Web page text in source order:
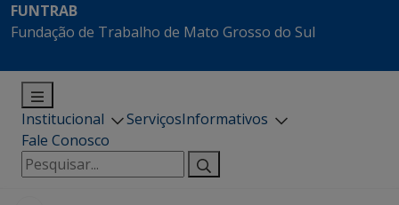
FUNTRAB
Fundação de Trabalho de Mato Grosso do Sul
Institucional ServiçosInformativos
Fale Conosco
Pesquisar
por: